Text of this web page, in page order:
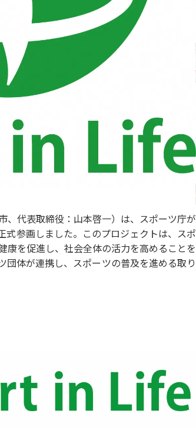
、代表取締役：山本啓一）は、スポーツ庁が
参画しました。このプロジェクトは、スポ
康を促進し、社会全体の活力を高めることを
団体が連携し、スポーツの普及を進める取り